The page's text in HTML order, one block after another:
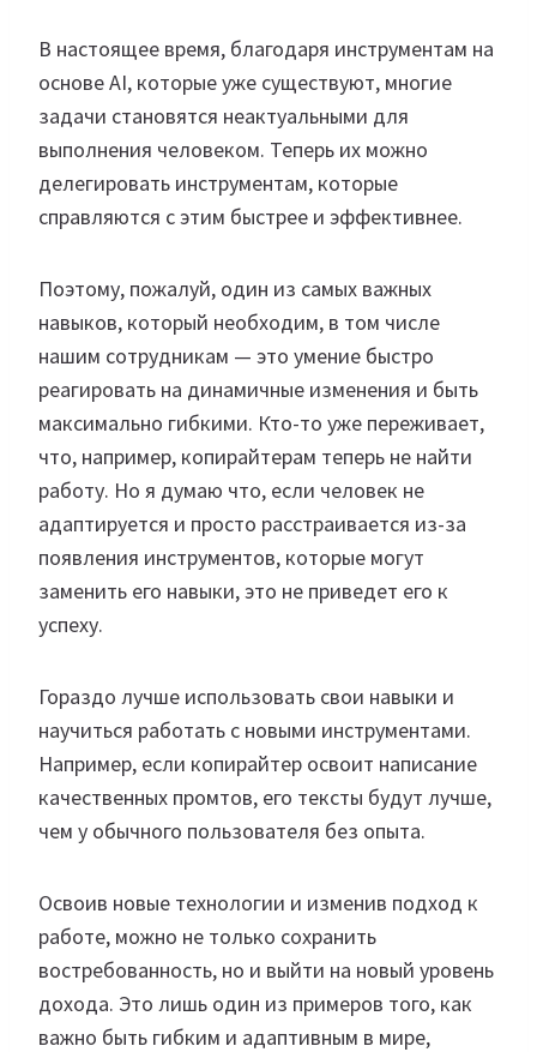
В настоящее время, благодаря инструментам на
основе AI, которые уже существуют, многие
задачи становятся неактуальными для
выполнения человеком. Теперь их можно
делегировать инструментам, которые
справляются с этим быстрее и эффективнее.
Поэтому, пожалуй, один из самых важных
навыков, который необходим, в том числе
нашим сотрудникам — это умение быстро
реагировать на динамичные изменения и быть
максимально гибкими. Кто-то уже переживает,
что, например, копирайтерам теперь не найти
работу. Но я думаю что, если человек не
адаптируется и просто расстраивается из-за
появления инструментов, которые могут
заменить его навыки, это не приведет его к
успеху.
Гораздо лучше использовать свои навыки и
научиться работать с новыми инструментами.
Например, если копирайтер освоит написание
качественных промтов, его тексты будут лучше,
чем у обычного пользователя без опыта.
Освоив новые технологии и изменив подход к
работе, можно не только сохранить
востребованность, но и выйти на новый уровень
дохода. Это лишь один из примеров того, как
важно быть гибким и адаптивным в мире,